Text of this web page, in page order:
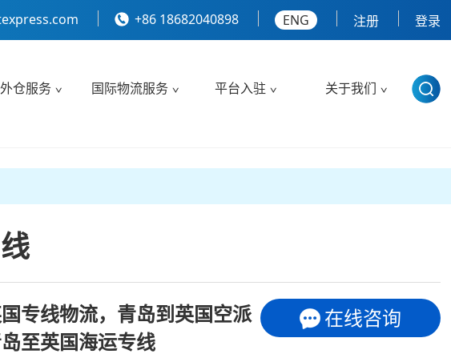
+86 18682040898 ENG 注册 登录
仓服务 国际物流服务 平台入驻 关于我们
在线咨询
专线物流，青岛到英国空派
至英国海运专线